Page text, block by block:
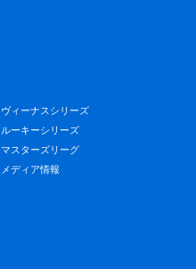
ヴィーナスシリーズ
ルーキーシリーズ
マスターズリーグ
メディア情報